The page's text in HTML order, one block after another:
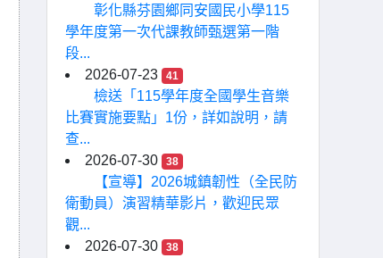
彰化縣芬園鄉同安國民小學115
學年度第一次代課教師甄選第一階
段...
2026-07-23
41
檢送「115學年度全國學生音樂
比賽實施要點」1份，詳如說明，請
查...
2026-07-30
38
【宣導】2026城鎮韌性（全民防
衛動員）演習精華影片，歡迎民眾
觀...
2026-07-30
38